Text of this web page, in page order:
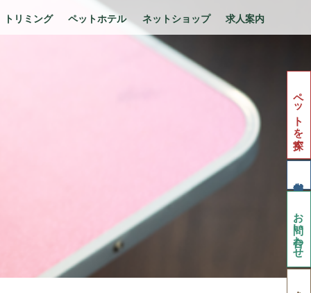
トリミング ペットホテル ネットショップ 求人案内
ペットを探す
お問い合わせ